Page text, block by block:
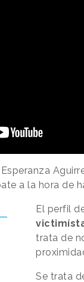
a la hora de
El perfil
trata de
Se trata